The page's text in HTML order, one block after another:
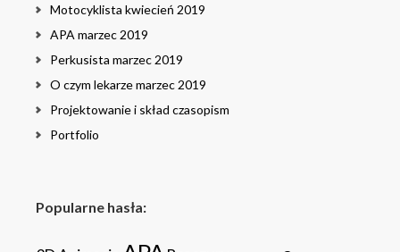
Motocyklista kwiecień 2019
APA marzec 2019
Perkusista marzec 2019
O czym lekarze marzec 2019
Projektowanie i skład czasopism
Portfolio
Popularne hasła: